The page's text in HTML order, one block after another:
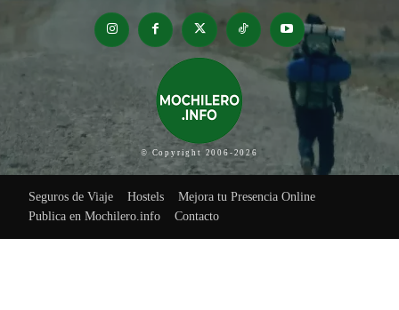
© Copyright 2006-2026
Seguros de Viaje Hostels
Mejora tu Presencia Online
Publica en Mochilero.info
Contacto